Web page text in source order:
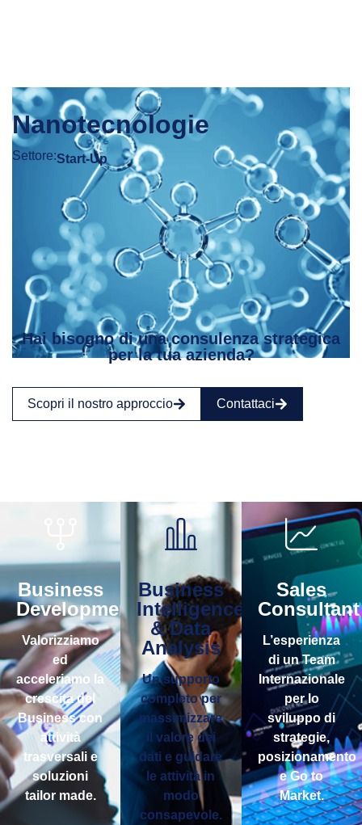
Nanotecnologie
Settore:Start-Up
Hai bisogno di una consulenza strategica
per la tua azienda?
Scopri il nostro approccio Contattaci
Business
Development
Valorizziamo
ed
acceleriamo la
crescita del
Business con
attività
trasversali e
soluzioni
tailor made.
Business
Intelligence
& Data
Analysis
Un supporto
completo per
massimizzare
il valore dei
dati e guidare
le attività in
modo
consapevole.
Sales
Consultant
L’esperienza
di un Team
Internazionale
per lo
sviluppo di
strategie,
posizionamento
e Go to
Market.